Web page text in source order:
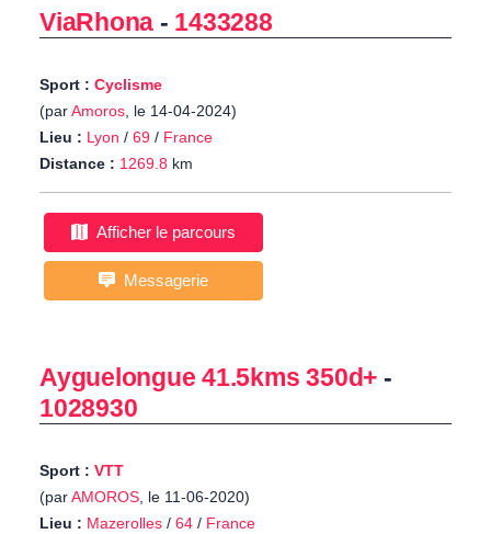
ViaRhona - 1433288
Sport : Cyclisme
(parAmoros, le 14-04-2024)
Lieu : Lyon / 69 / France
Distance : 1269.8 km
Afficher le parcours
Messagerie
Ayguelongue 41.5kms 350d+ -
1028930
Sport : VTT
(parAMOROS, le 11-06-2020)
Lieu : Mazerolles / 64 / France